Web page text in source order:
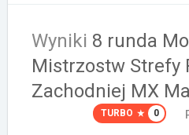
Wyniki 8 runda
Mistrzostw Strefy
Zachodniej MX
TURBO 0